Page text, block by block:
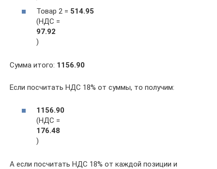
Товар 2 = 514.95
(НДС =
97.92
)
Сумма итого: 1156.90
Если посчитать НДС 18% от суммы, то получим:
1156.90
(НДС =
176.48
)
А если посчитать НДС 18% от каждой позиции и